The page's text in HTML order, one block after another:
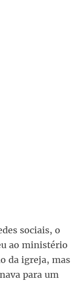
sociais, o
ao ministério
da igreja, mas
para um